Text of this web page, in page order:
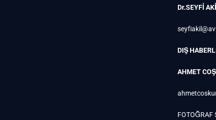
Dr.SEYFİ
DIŞ
AHMET
FOTOĞRAF